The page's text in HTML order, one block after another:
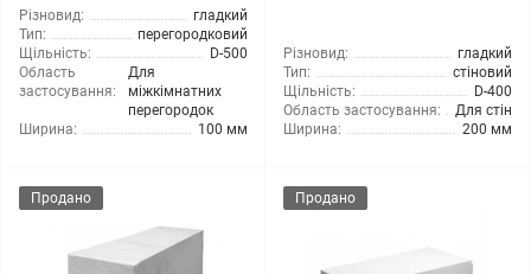
Різновид:
гладкий
Тип:
перегородковий
Щільність:
D-500
Область
застосування:
Для
міжкімнатних
перегородок
Ширина:
100 мм
Різновид:
гладкий
Тип:
стіновий
Щільність:
D-400
Область застосування:
Для стін
Ширина:
200 мм
Продано Продано